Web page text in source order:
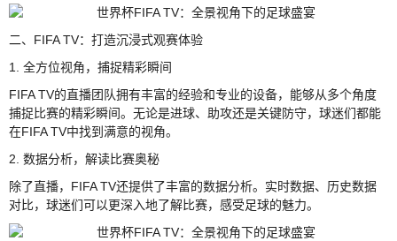
二、FIFA TV：打造沉浸式观赛体验
1. 全方位视角，捕捉精彩瞬间
FIFA TV的直播团队拥有丰富的经验和专业的设备，能够从多个角度
捕捉比赛的精彩瞬间。无论是进球、助攻还是关键防守，球迷们都能
在FIFA TV中找到满意的视角。
2. 数据分析，解读比赛奥秘
除了直播，FIFA TV还提供了丰富的数据分析。实时数据、历史数据
对比，球迷们可以更深入地了解比赛，感受足球的魅力。